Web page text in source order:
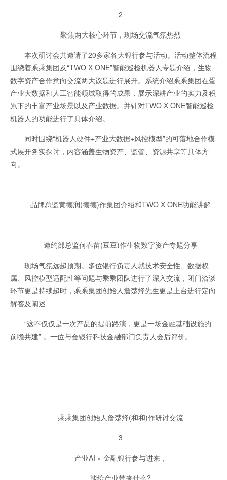
2
聚焦两大核心环节，现场交流气氛热烈
本次研讨会共邀请了20多家各大银行参与活动。活动整体流程
围绕着乘乘集团及“TWO X ONE”智能巡检机器人专题介绍，生物
数字资产合作意向交流两大议题进行展开。系统介绍乘乘集团在蛋
产业大数据和人工智能领域取得的成果，展示深耕产业的实力及积
累下的丰富产业场景以及产业数据。并针对TWO X ONE智能巡检
机器人的功能进行了具体介绍。
同时围绕“机器人硬件+产业大数据+风控模型”的可落地合作模
式展开务实探讨，内容涵盖生物资产、监管、资源共享等具体方
向。
品牌总监黄德润(德德)作集团介绍和TWO X ONE功能讲解
邀约部总监何春苗(豆豆)作生物数字资产专题分享
现场气氛远超预期。多位银行负责人就技术安全性、数据权
属、风控模型适配性等问题与乘乘团队进行了深入交流，闭门洽谈
环节更是持续超时，乘乘集团创始人詹楚烽先生更是上台进行定向
解答及阐述
“这不仅仅是一次产品的提前路演，更是一场金融基础设施的
前瞻共建” 。一位与会银行科技金融部门负责人会后评价。
乘乘集团创始人詹楚烽(和和)作研讨交流
3
产业AI × 金融银行参与进来，
能给产业带来什么?